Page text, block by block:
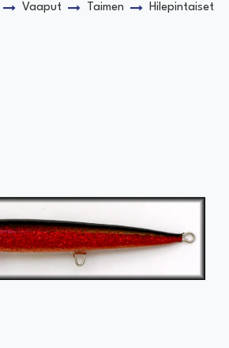
Vaaput Taimen
Hilepintaiset